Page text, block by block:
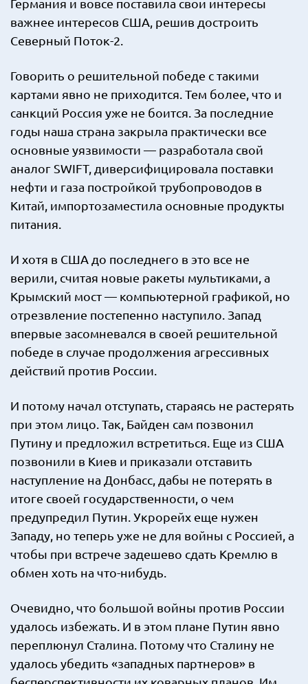
Германия и вовсе поставила свои интересы
важнее интересов США, решив достроить
Северный Поток-2.
Говорить о решительной победе с такими
картами явно не приходится. Тем более, что и
санкций Россия уже не боится. За последние
годы наша страна закрыла практически все
основные уязвимости — разработала свой
аналог SWIFT, диверсифицировала поставки
нефти и газа постройкой трубопроводов в
Китай, импортозаместила основные продукты
питания.
И хотя в США до последнего в это все не
верили, считая новые ракеты мультиками, а
Крымский мост — компьютерной графикой, но
отрезвление постепенно наступило. Запад
впервые засомневался в своей решительной
победе в случае продолжения агрессивных
действий против России.
И потому начал отступать, стараясь не растерять
при этом лицо. Так, Байден сам позвонил
Путину и предложил встретиться. Еще из США
позвонили в Киев и приказали отставить
наступление на Донбасс, дабы не потерять в
итоге своей государственности, о чем
предупредил Путин. Укрорейх еще нужен
Западу, но теперь уже не для войны с Россией, а
чтобы при встрече задешево сдать Кремлю в
обмен хоть на что-нибудь.
Очевидно, что большой войны против России
удалось избежать. И в этом плане Путин явно
переплюнул Сталина. Потому что Сталину не
удалось убедить «западных партнеров» в